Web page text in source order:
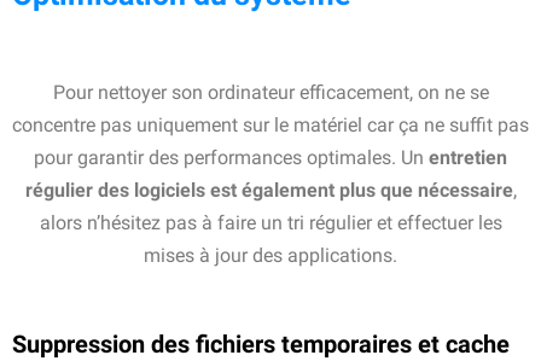
Pour nettoyer son ordinateur efficacement, on ne se
concentre pas uniquement sur le matériel car ça ne suffit pas
pour garantir des performances optimales. Un entretien
régulier des logiciels est également plus que nécessaire,
alors n’hésitez pas à faire un tri régulier et effectuer les
mises à jour des applications.
Suppression des fichiers temporaires et cache